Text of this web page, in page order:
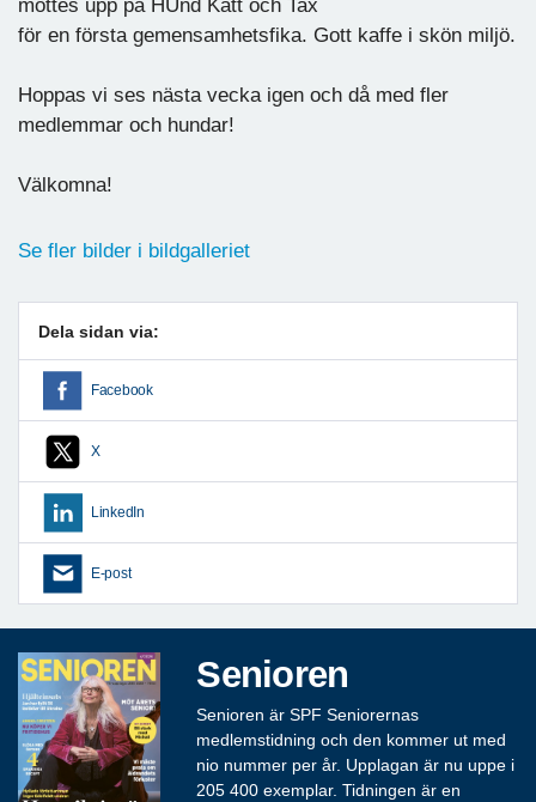
möttes upp på HUnd Katt och Tax
för en första gemensamhetsfika. Gott kaffe i skön miljö.
Hoppas vi ses nästa vecka igen och då med fler
medlemmar och hundar!
Välkomna!
Se fler bilder i bildgalleriet
Dela sidan via:
Facebook
X
LinkedIn
E-post
Senioren
Senioren är SPF Seniorernas
medlemstidning och den kommer ut med
nio nummer per år. Upplagan är nu uppe i
205 400 exemplar. Tidningen är en